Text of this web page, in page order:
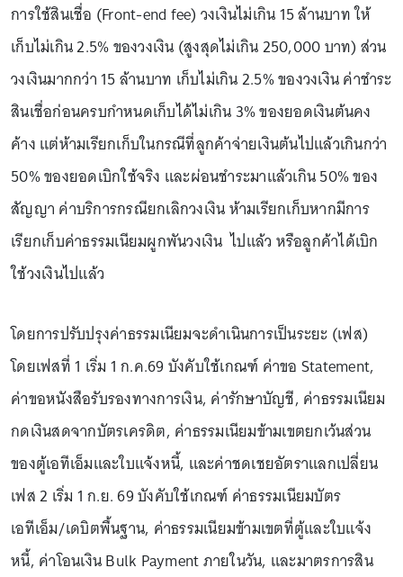
การใช้สินเชื่อ (Front-end fee) วงเงินไม่เกิน 15 ล้านบาท ให้
เก็บไม่เกิน 2.5% ของวงเงิน (สูงสุดไม่เกิน 250,000 บาท) ส่วน
วงเงินมากกว่า 15 ล้านบาท เก็บไม่เกิน 2.5% ของวงเงิน ค่าชำระ
สินเชื่อก่อนครบกำหนดเก็บได้ไม่เกิน 3% ของยอดเงินต้นคง
ค้าง แต่ห้ามเรียกเก็บในกรณีที่ลูกค้าจ่ายเงินต้นไปแล้วเกินกว่า
50% ของยอดเบิกใช้จริง และผ่อนชำระมาแล้วเกิน 50% ของ
สัญญา ค่าบริการกรณียกเลิกวงเงิน ห้ามเรียกเก็บหากมีการ
เรียกเก็บค่าธรรมเนียมผูกพันวงเงิน ไปแล้ว หรือลูกค้าได้เบิก
ใช้วงเงินไปแล้ว
โดยการปรับปรุงค่าธรรมเนียมจะดำเนินการเป็นระยะ (เฟส)
โดยเฟสที่ 1 เริ่ม 1 ก.ค.69 บังคับใช้เกณฑ์ ค่าขอ Statement,
ค่าขอหนังสือรับรองทางการเงิน, ค่ารักษาบัญชี, ค่าธรรมเนียม
กดเงินสดจากบัตรเครดิต, ค่าธรรมเนียมข้ามเขตยกเว้นส่วน
ของตู้เอทีเอ็มและใบแจ้งหนี้, และค่าชดเชยอัตราแลกเปลี่ยน
เฟส 2 เริ่ม 1 ก.ย. 69 บังคับใช้เกณฑ์ ค่าธรรมเนียมบัตร
เอทีเอ็ม/เดบิตพื้นฐาน, ค่าธรรมเนียมข้ามเขตที่ตู้และใบแจ้ง
หนี้, ค่าโอนเงิน Bulk Payment ภายในวัน, และมาตรการสิน